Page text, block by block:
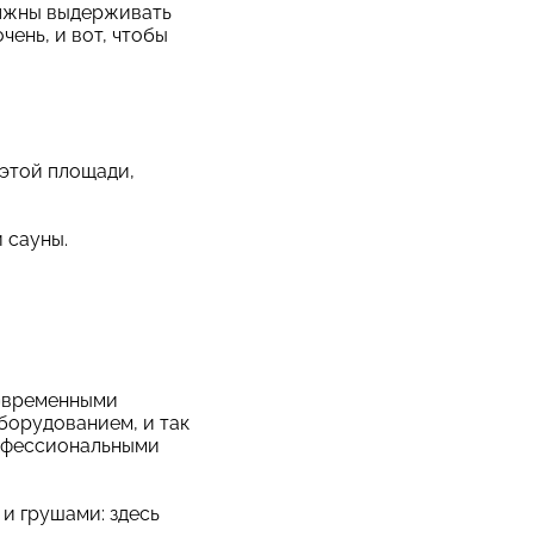
выдерживать
и вот, чтобы
площади,
сауны.
и так
грушами: здесь